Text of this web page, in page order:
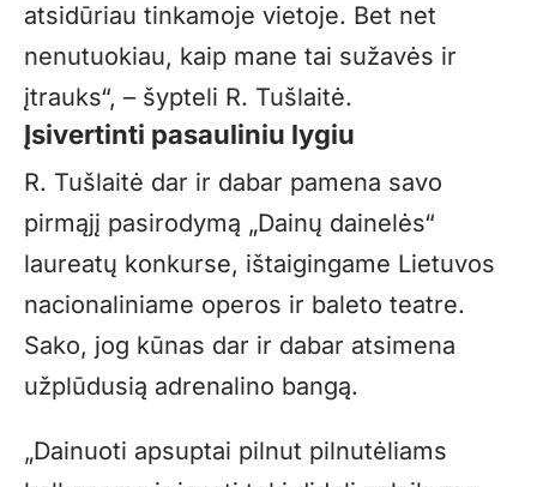
atsidūriau tinkamoje vietoje. Bet net
nenutuokiau, kaip mane tai sužavės ir
įtrauks“, – šypteli R. Tušlaitė.
Įsivertinti pasauliniu lygiu
R. Tušlaitė dar ir dabar pamena savo
pirmąjį pasirodymą „Dainų dainelės“
laureatų konkurse, ištaigingame Lietuvos
nacionaliniame operos ir baleto teatre.
Sako, jog kūnas dar ir dabar atsimena
užplūdusią adrenalino bangą.
„Dainuoti apsuptai pilnut pilnutėliams